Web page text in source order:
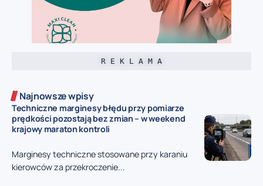
R E K L A M A
Najnowsze wpisy
Techniczne marginesy błędu przy pomiarze
prędkości pozostają bez zmian – w weekend
krajowy maraton kontroli
Marginesy techniczne stosowane przy karaniu
kierowców za przekroczenie...